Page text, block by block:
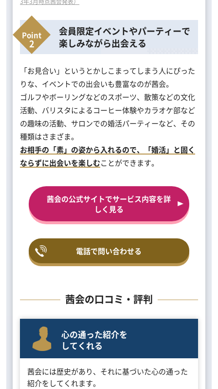
会員限定イベントやパーティーで
楽しみながら出会える
「お見合い」というとかしこまってしまう人にぴった
りな、イベントでの出会いも豊富なのが茜会。
ゴルフやボーリングなどのスポーツ、散策などの文化
活動、バリスタによるコーヒー体験やカラオケ部など
の趣味の活動、サロンでの婚活パーティーなど、その
種類はさまざま。
お相手の「素」の姿から入れるので、「婚活」と固く
ならずに出会いを楽しむことができます。
茜会の公式サイトでサービス内容を詳
しく見る
電話で問い合わせる
茜会の口コミ・評判
心の通った紹介を
してくれる
茜会には歴史があり、それに基づいた心の通った
紹介をしてくれます。